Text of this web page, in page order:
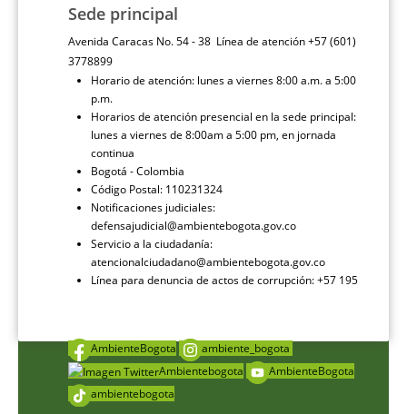
Sede principal
Avenida Caracas No. 54 - 38 Línea de atención +57 (601)
3778899
Horario de atención: lunes a viernes 8:00 a.m. a 5:00
p.m.
Horarios de atención presencial en la sede principal:
lunes a viernes de 8:00am a 5:00 pm, en jornada
continua
Bogotá - Colombia
Código Postal: 110231324
Notificaciones judiciales:
defensajudicial@ambientebogota.gov.co
Servicio a la ciudadanía:
atencionalciudadano@ambientebogota.gov.co
Línea para denuncia de actos de corrupción: +57 195
AmbienteBogota
ambiente_bogota
Ambientebogota
AmbienteBogota
ambientebogota